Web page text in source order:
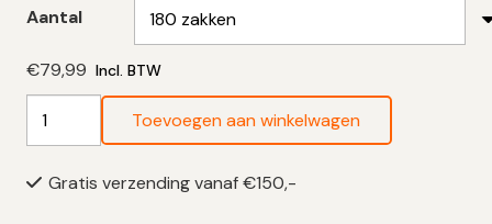
Aantal
€79,99 Incl. BTW
Biologisch
140
Toevoegen aan winkelwagen
Gratis verzending vanaf €150,-